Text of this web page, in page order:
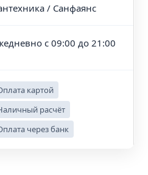
/ Санфаянс
с 09:00 до 21:00
картой
расчёт
через банк